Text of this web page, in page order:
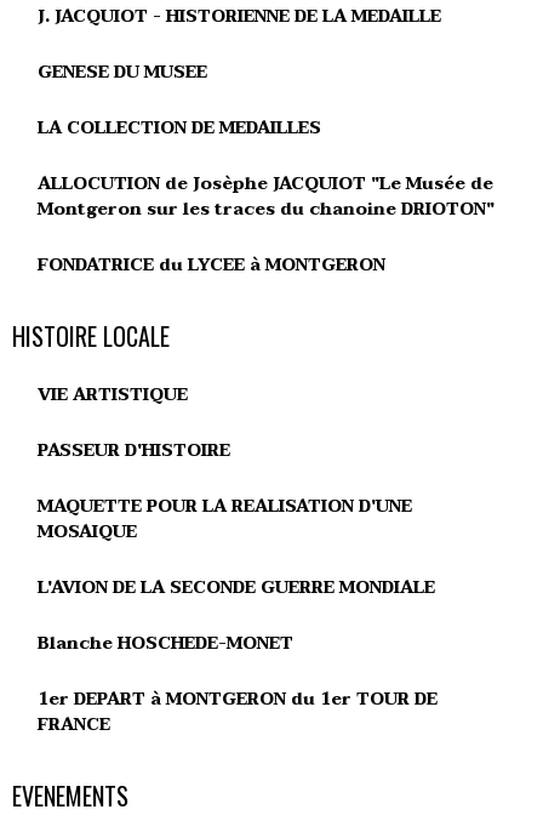
J. JACQUIOT - HISTORIENNE DE LA MEDAILLE
GENESE DU MUSEE
LA COLLECTION DE MEDAILLES
ALLOCUTION de Josèphe JACQUIOT "Le Musée de
Montgeron sur les traces du chanoine DRIOTON"
FONDATRICE du LYCEE à MONTGERON
HISTOIRE LOCALE
VIE ARTISTIQUE
PASSEUR D'HISTOIRE
MAQUETTE POUR LA REALISATION D'UNE
MOSAIQUE
L'AVION DE LA SECONDE GUERRE MONDIALE
Blanche HOSCHEDE-MONET
1er DEPART à MONTGERON du 1er TOUR DE
FRANCE
EVENEMENTS